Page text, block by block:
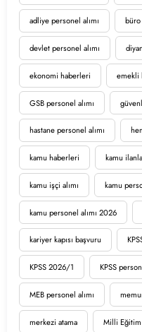
adliye personel alımı büro
devlet personel alımı
ekonomi haberleri emekli
GSB personel alımı
hastane personel alımı
kamu haberleri kamu
kamu işçi alımı kamu
kamu personel alımı 2026
kariyer kapısı başvuru
KPSS 2026/1 KPSS
MEB personel alımı
merkezi atama Milli Eğitim